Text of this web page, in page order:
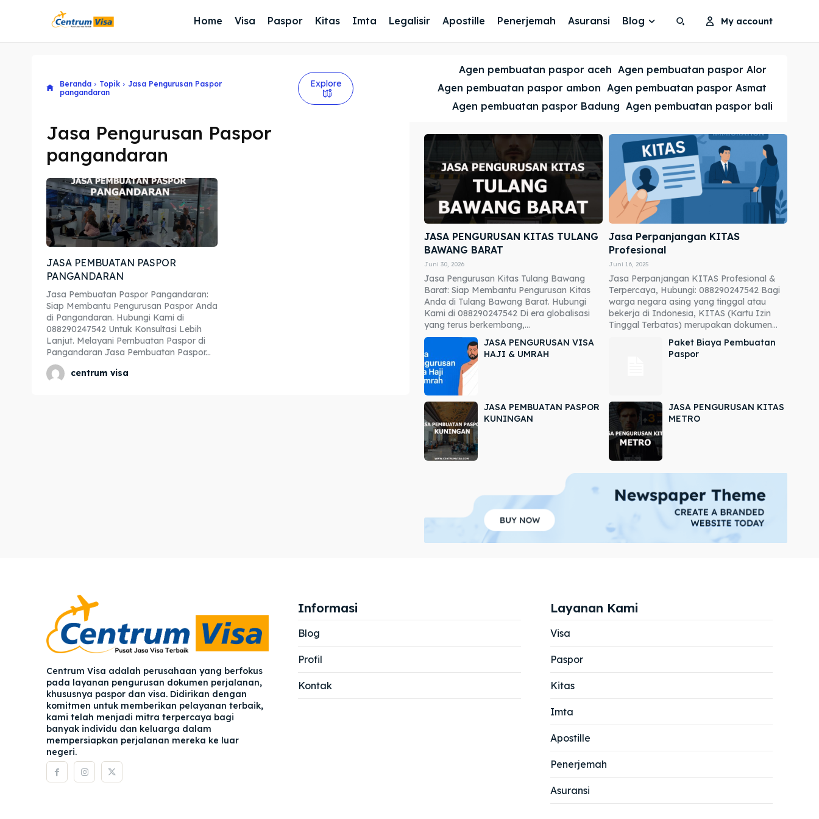
Explore our destinations
Blog
Cari
Explore our destinations
Blog
Cari
Home Visa Paspor Kitas Imta Legalisir Apostille Penerjemah Asuransi Blog My account
Beranda Topik
Jasa Pengurusan Paspor
pangandaran
Explore
Agen pembuatan paspor aceh Agen pembuatan paspor Alor
Agen pembuatan paspor ambon Agen pembuatan paspor Asmat
Agen pembuatan paspor Badung Agen pembuatan paspor bali
Jasa Pengurusan Paspor
pangandaran
JASA PEMBUATAN PASPOR
PANGANDARAN
Jasa Pembuatan Paspor Pangandaran:
Siap Membantu Pengurusan Paspor Anda
di Pangandaran. Hubungi Kami di
088290247542 Untuk Konsultasi Lebih
Lanjut. Melayani Pembuatan Paspor di
Pangandaran Jasa Pembuatan Paspor...
centrum visa
JASA PENGURUSAN KITAS TULANG
BAWANG BARAT
Juni 30, 2026
Jasa Pengurusan Kitas Tulang Bawang
Barat: Siap Membantu Pengurusan Kitas
Anda di Tulang Bawang Barat. Hubungi
Kami di 088290247542 Di era globalisasi
yang terus berkembang,...
Jasa Perpanjangan KITAS
Profesional
Juni 16, 2025
Jasa Perpanjangan KITAS Profesional &
Terpercaya, Hubungi: 088290247542 Bagi
warga negara asing yang tinggal atau
bekerja di Indonesia, KITAS (Kartu Izin
Tinggal Terbatas) merupakan dokumen...
JASA PENGURUSAN VISA
HAJI & UMRAH
Paket Biaya Pembuatan
Paspor
JASA PEMBUATAN PASPOR
KUNINGAN
JASA PENGURUSAN KITAS
METRO
Centrum Visa adalah perusahaan yang berfokus
pada layanan pengurusan dokumen perjalanan,
khususnya paspor dan visa. Didirikan dengan
komitmen untuk memberikan pelayanan terbaik,
kami telah menjadi mitra terpercaya bagi
banyak individu dan keluarga dalam
mempersiapkan perjalanan mereka ke luar
negeri.
Informasi
Blog
Profil
Kontak
Layanan Kami
Visa
Paspor
Kitas
Imta
Apostille
Penerjemah
Asuransi